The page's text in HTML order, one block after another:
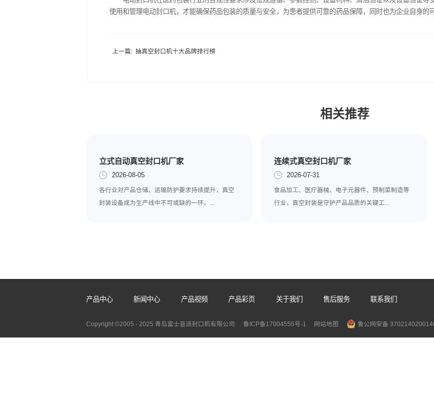
2.运行确认（OQ）
强度（通过拉力测试，一般要求封口强度不低于包装材料本身的撕裂强度）以及关键
量、密封性、微生物限度等指标，确保设备在长期、连续的生产过程中，能够稳定地
4.持续监测与再验证
即使设备通过了安装确认、运行确认和性能确认，在日常生产过程中仍需进行持
校准和检查，如每月对温度传感器进行校准，每季度对压力传感器进行校验等。同时
设备进行重大维修、改造，或者生产工艺、包装材料发生变更时，需重新进行相应的